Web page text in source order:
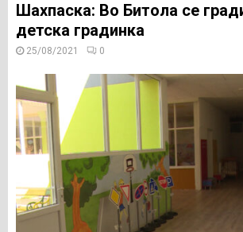
Шахпаска: Во Битола се
детска градинка
25/08/2021 0